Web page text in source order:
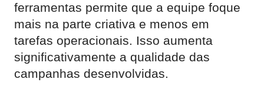
ferramentas permite que a equipe foque
mais na parte criativa e menos em
tarefas operacionais. Isso aumenta
significativamente a qualidade das
campanhas desenvolvidas.